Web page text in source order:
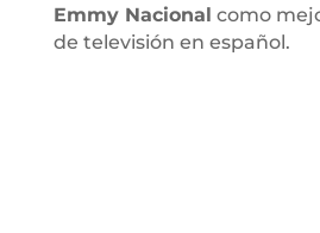
Emmy Nacional como
de televisión en español.